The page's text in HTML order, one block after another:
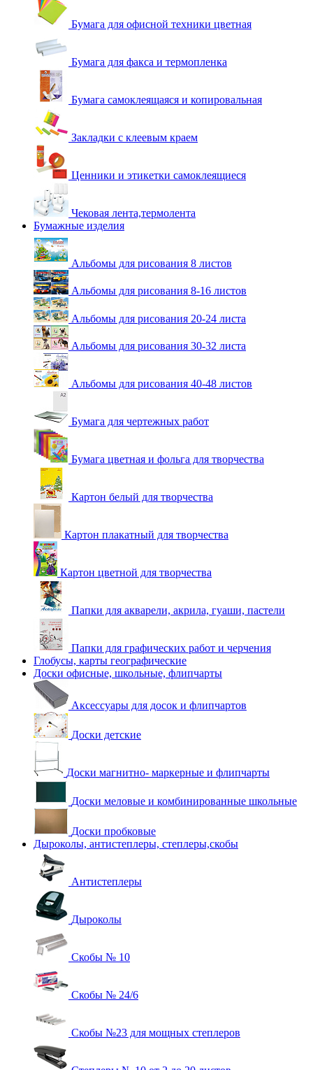
Бумага для офисной техники цветная
Бумага для факса и термопленка
Бумага самоклеящаяся и копировальная
Закладки с клеевым краем
Ценники и этикетки самоклеящиеся
Чековая лента,термолента
Бумажные изделия
Альбомы для рисования 8 листов
Альбомы для рисования 8-16 листов
Альбомы для рисования 20-24 листа
Альбомы для рисования 30-32 листа
Альбомы для рисования 40-48 листов
Бумага для чертежных работ
Бумага цветная и фольга для творчества
Картон белый для творчества
Картон плакатный для творчества
Картон цветной для творчества
Папки для акварели, акрила, гуаши, пастели
Папки для графических работ и черчения
Глобусы, карты географические
Доски офисные, школьные, флипчарты
Аксессуары для досок и флипчартов
Доски детские
Доски магнитно- маркерные и флипчарты
Доски меловые и комбинированные школьные
Доски пробковые
Дыроколы, антистеплеры, степлеры,скобы
Антистеплеры
Дыроколы
Скобы № 10
Скобы № 24/6
Скобы №23 для мощных степлеров